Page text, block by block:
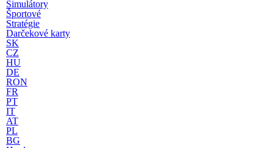
Simulátory
Športové
Stratégie
Darčekové karty
SK
CZ
HU
DE
RON
FR
PT
IT
AT
PL
BG